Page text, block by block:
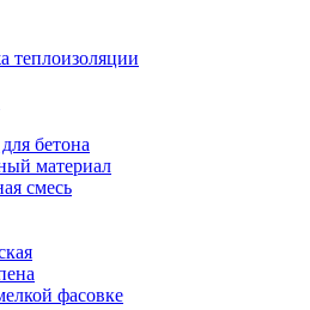
теплоизоляции
бетона
материал
смесь
фасовке